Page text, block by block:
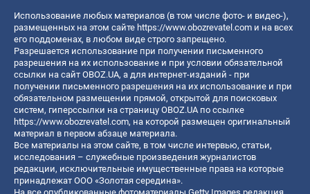
Использование любых материалов (в том числе фото- и видео-),
размещенных на этом сайте https://www.obozrevatel.com и на всех
его поддоменах, в любом виде строго запрещено.
Разрешается использование при получении письменного
разрешения на их использование и при условии обязательной
ссылки на сайт OBOZ.UA, а для интернет-изданий - при
получении письменного разрешения на их использование и при
обязательном размещении прямой, открытой для поисковых
систем, гиперссылки на страницу OBOZ.UA по ссылке
https://www.obozrevatel.com, на которой размещен оригинальный
материал в первом абзаце материала.
Все материалы на этом сайте, в том числе интервью, статьи,
исследования – служебные произведения журналистов
редакции, исключительные имущественные права на которые
принадлежат ООО «Золотая середина».